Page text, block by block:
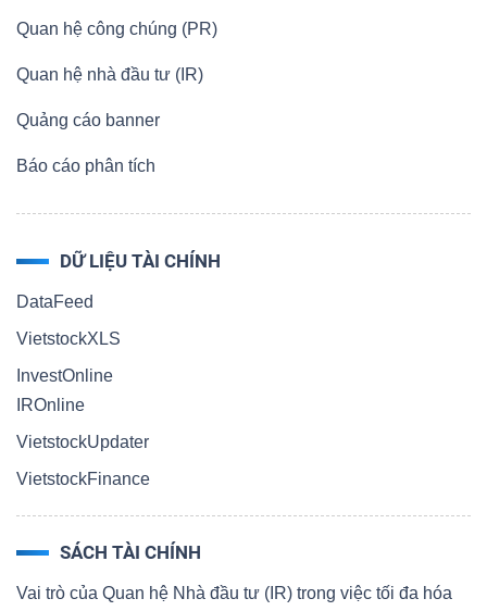
Quan hệ công chúng (PR)
Quan hệ nhà đầu tư (IR)
Quảng cáo banner
Báo cáo phân tích
DỮ LIỆU TÀI CHÍNH
DataFeed
VietstockXLS
InvestOnline
IROnline
VietstockUpdater
VietstockFinance
SÁCH TÀI CHÍNH
Vai trò của Quan hệ Nhà đầu tư (IR) trong việc tối đa hóa